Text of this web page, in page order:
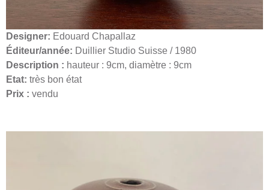
Designer: Edouard Chapallaz
Éditeur/année: Duillier Studio Suisse / 1980
Description : hauteur : 9cm, diamètre : 9cm
Etat: très bon état
Prix : vendu